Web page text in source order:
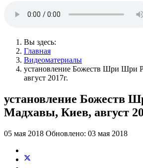
Вы здесь:
Главная
Видеоматериалы
установление Божеств Шри Шри
август 2017г.
установление Божеств
Мадхавы, Киев, август
05 мая 2018 Обновлено: 03 мая 2018